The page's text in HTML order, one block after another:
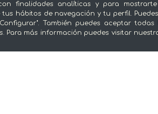
Sobre mentta
Ventajas de comprar comida
finalidades analíticas y para
hábitos de navegación y tu perfil.
También puedes aceptar todas
Para más información puedes visitar